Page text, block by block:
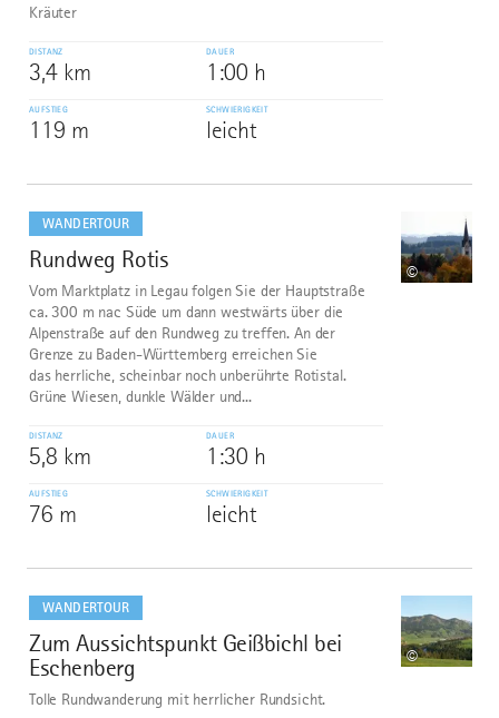
Kräuter
DISTANZ
3,4 km
DAUER
1:00 h
AUFSTIEG
119 m
SCHWIERIGKEIT
leicht
WANDERTOUR
8
Rundweg Rotis
©
Vom Marktplatz in Legau folgen Sie der Hauptstraße
ca. 300 m nac Süde um dann westwärts über die
Alpenstraße auf den Rundweg zu treffen. An der
Grenze zu Baden-Württemberg erreichen Sie
das herrliche, scheinbar noch unberührte Rotistal.
Grüne Wiesen, dunkle Wälder und...
DISTANZ
5,8 km
DAUER
1:30 h
AUFSTIEG
76 m
SCHWIERIGKEIT
leicht
dazu
WANDERTOUR
9
Zum Aussichtspunkt Geißbichl bei
Eschenberg
©
Tolle Rundwanderung mit herrlicher Rundsicht.
dazu